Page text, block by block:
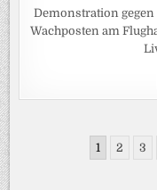
Demonstration gegen
Wachposten am
1 2 3